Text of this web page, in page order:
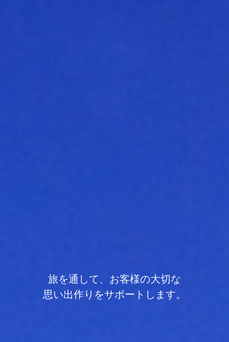
旅を通して、お客様の大切な
思い出作りをサポートします。